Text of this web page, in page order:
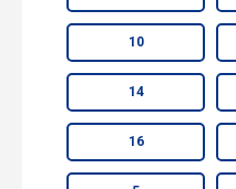
10
14
16